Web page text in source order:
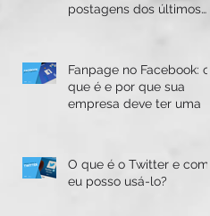
postagens dos últimos
Fanpage no Facebook: o
que é e por que sua
empresa deve ter uma
O que é o Twitter e como
eu posso usá-lo?